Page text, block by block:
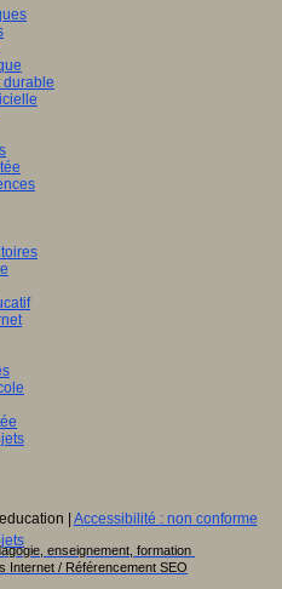
durable
| Accessibilité : non conforme
enseignement, formation
Internet / Référencement SEO